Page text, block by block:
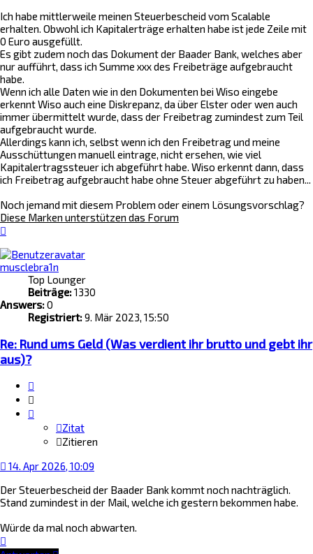
Ich habe mittlerweile meinen Steuerbescheid vom Scalable
erhalten. Obwohl ich Kapitalerträge erhalten habe ist jede Zeile mit
0 Euro ausgefüllt.
Es gibt zudem noch das Dokument der Baader Bank, welches aber
nur aufführt, dass ich Summe xxx des Freibeträge aufgebraucht
habe.
Wenn ich alle Daten wie in den Dokumenten bei Wiso eingebe
erkennt Wiso auch eine Diskrepanz, da über Elster oder wen auch
immer übermittelt wurde, dass der Freibetrag zumindest zum Teil
aufgebraucht wurde.
Allerdings kann ich, selbst wenn ich den Freibetrag und meine
Ausschüttungen manuell eintrage, nicht ersehen, wie viel
Kapitalertragssteuer ich abgeführt habe. Wiso erkennt dann, dass
ich Freibetrag aufgebraucht habe ohne Steuer abgeführt zu haben...
Noch jemand mit diesem Problem oder einem Lösungsvorschlag?
Diese Marken unterstützen das Forum
musclebra1n
Top Lounger
Beiträge:1330
Answers:0
Registriert:9. Mär 2023, 15:50
Re: Rund ums Geld (Was verdient ihr brutto und gebt ihr
aus)?
Zitat
Zitieren
14. Apr 2026, 10:09
Der Steuerbescheid der Baader Bank kommt noch nachträglich.
Stand zumindest in der Mail, welche ich gestern bekommen habe.
Würde da mal noch abwarten.